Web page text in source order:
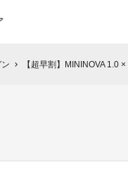
chevron_right 【超早割】MININOVA 1.0